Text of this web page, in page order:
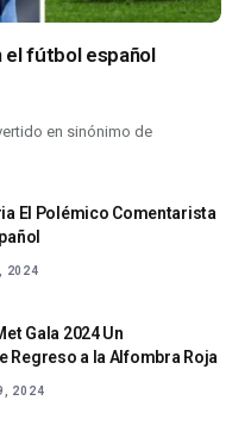
el fútbol español
en sinónimo de
El Polémico Comentarista
2024
Gala 2024 Un
Regreso a la Alfombra Roja
2024